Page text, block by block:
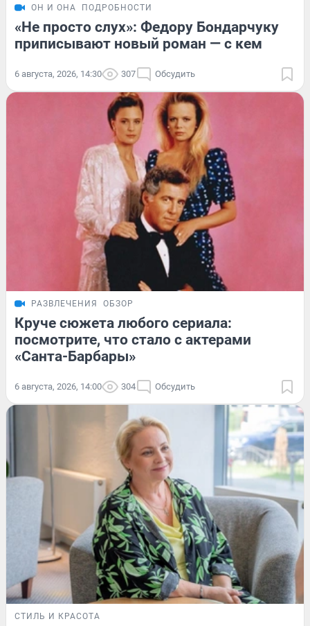
ОН И ОНА ПОДРОБНОСТИ
«Не просто слух»: Федору Бондарчуку
приписывают новый роман — с кем
6 августа, 2026, 14:30 307 Обсудить
РАЗВЛЕЧЕНИЯ ОБЗОР
Круче сюжета любого сериала:
посмотрите, что стало с актерами
«Санта-Барбары»
6 августа, 2026, 14:00 304 Обсудить
СТИЛЬ И КРАСОТА